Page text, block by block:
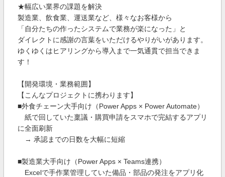
★幅広い業界の課題を解決
製造業、飲食業、運送業など、様々なお客様から
「自分たちの作ったシステムで業務が楽になった」と
ダイレクトに感謝の言葉をいただけるやりがいがあります。
ゆくゆくはヒアリングから導入まで一気通貫で担当できま
す！
【開発環境・業務範囲】
【こんなプロジェクトに携わります】
■外食チェーン大手向け（Power Apps × Power Automate）
紙で回していた稟議・購買申請をスマホで完結するアプリ
に全面刷新
→ 承認までの日数を大幅に短縮
■製造業大手向け（Power Apps × Teams連携）
Excelで手作業管理していた備品・部品の発注をアプリ化